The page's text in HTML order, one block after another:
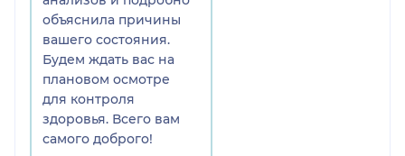
распечатку, задала
уточняющие вопросы,
после чего провела
осмотр.
В итоге диагноз был
поставлен быстро,
правильно и подтвердил
объяснила причины
вашего состояния.
Будем ждать вас на
плановом осмотре
для контроля
здоровья. Всего вам
самого доброго!